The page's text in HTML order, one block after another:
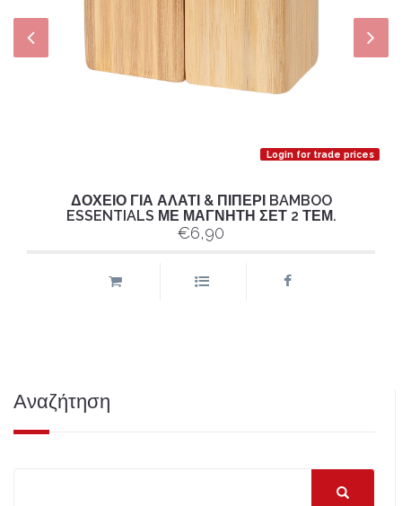
Login for trade prices
ΔΟΧΕΙΟ ΓΙΑ ΑΛΑΤΙ & ΠΙΠΕΡΙ BAMBOO
ESSENTIALS ΜΕ ΜΑΓΝΗΤΗ ΣΕΤ 2 ΤΕΜ.
€6,90
Αναζήτηση